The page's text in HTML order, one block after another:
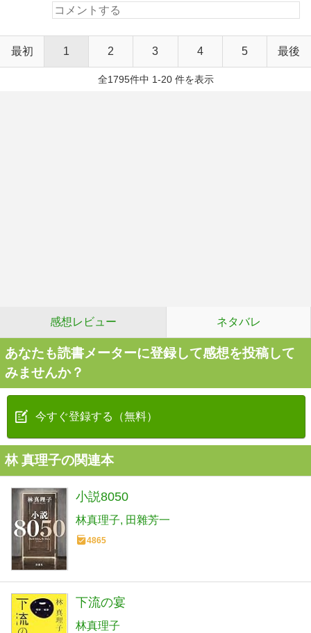
最初 1 2 3 4 5 最後
全1795件中 1-20 件を表示
感想レビュー ネタバレ
あなたも読書メーターに登録して感想を投稿して
みませんか？
今すぐ登録する（無料）
林 真理子の関連本
小説8050
林真理子 田雜芳一
4865
下流の宴
林真理子